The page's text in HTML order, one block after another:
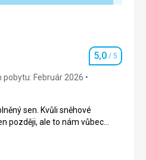
Hodnotenie
5,0 / 5
pobytu: Február 2026
sen. Kvůli sněhové
později, ale to nám vůbec
sen. Kvůli sněhové